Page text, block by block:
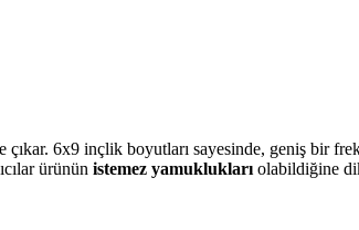
çıkar. 6x9 inçlik boyutları sayesinde, geniş bir
ürünün istemez yamuklukları olabildiğine